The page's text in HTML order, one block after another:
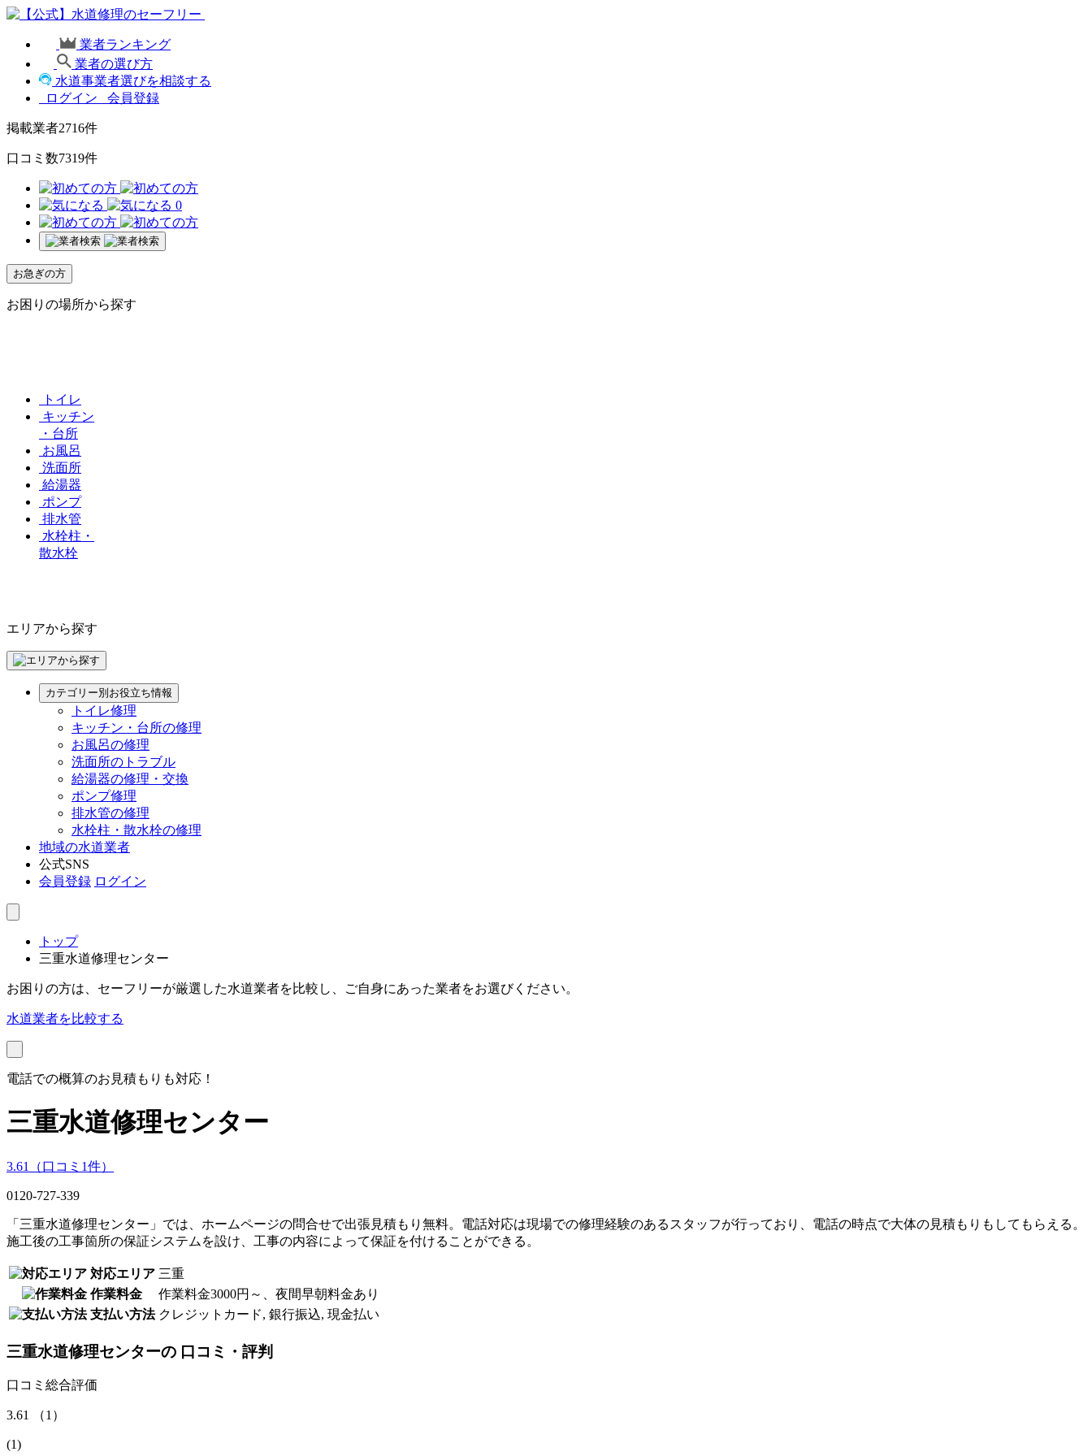
業者ランキング
業者の選び方
水道事業者選びを相談する
ログイン
会員登録
掲載業者2716件
口コミ数7319件
0
お急ぎの方
お困りの場所から探す
トイレ
キッチン
・台所
お風呂
洗面所
給湯器
ポンプ
排水管
水栓柱・
散水栓
エリアから探す
カテゴリー別お役立ち情報
トイレ修理
キッチン・台所の修理
お風呂の修理
洗面所のトラブル
給湯器の修理・交換
ポンプ修理
排水管の修理
水栓柱・散水栓の修理
地域の水道業者
公式SNS
会員登録 ログイン
トップ
三重水道修理センター
お困りの方は、セーフリーが厳選した水道業者を比較し、ご自身にあった業者をお選びください。
水道業者を比較する
電話での概算のお見積もりも対応！
三重水道修理センター
3.61 （口コミ 1件）
0120-727-339
「三重水道修理センター」では、ホームページの問合せで出張見積もり無料。電話対応は現場での修理経験のあるスタッフが行っており、電話の時点で大体の見積もりもしてもらえる。
施工後の工事箇所の保証システムを設け、工事の内容によって保証を付けることができる。
対応エリア 三重
作業料金
作業料金3000円～、夜間早朝料金あり
支払い方法 クレジットカード, 銀行振込, 現金払い
三重水道修理センターの 口コミ・評判
口コミ総合評価
3.61 （1 ）
(1)